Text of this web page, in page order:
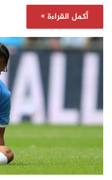
أكمل القراءة »